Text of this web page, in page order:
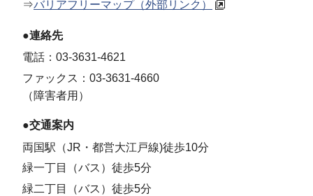
⇒バリアフリーマップ（外部リンク）
●連絡先
電話：03-3631-4621
ファックス：03-3631-4660
（障害者用）
●交通案内
両国駅（JR・都営大江戸線)徒歩10分
緑一丁目（バス）徒歩5分
緑二丁目（バス）徒歩5分